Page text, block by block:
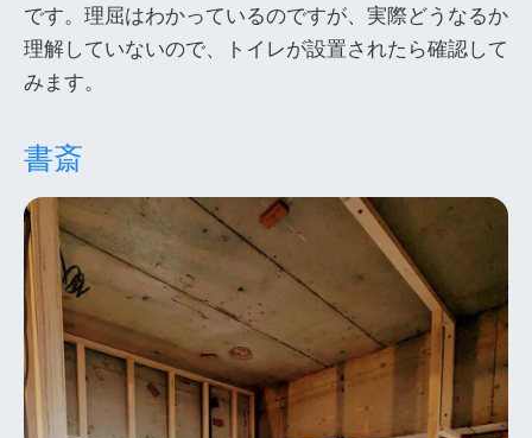
です。理屈はわかっているのですが、実際どうなるか
理解していないので、トイレが設置されたら確認して
みます。
書斎